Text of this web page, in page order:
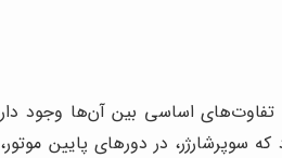
اساسی بین آن‌ها وجود
در دورهای پایین